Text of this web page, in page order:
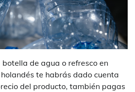
de agua o refresco en
te habrás dado cuenta
del producto, también pagas